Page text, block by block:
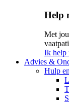
Help
Met
Ik help
Advies &
Hulp